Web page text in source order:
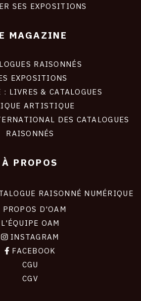
SES EXPOSITIONS
MAGAZINE
RAISONNÉS
EXPOSITIONS
LIVRES & CATALOGUES
ARTISTIQUE
DES CATALOGUES
RAISONNÉS
À PROPOS
RAISONNÉ NUMÉRIQUE
PROPOS D'OAM
L'ÉQUIPE OAM
INSTAGRAM
FACEBOOK
CGU
CGV